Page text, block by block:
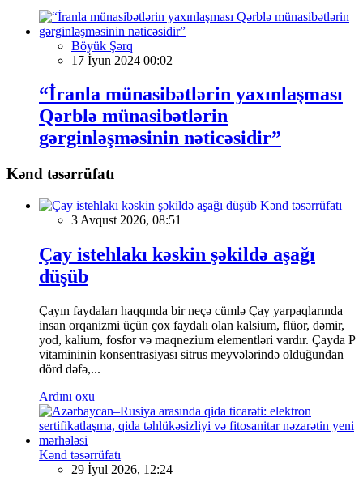
Böyük Şərq
17 İyun 2024 00:02
“İranla münasibətlərin yaxınlaşması
Qərblə münasibətlərin
gərginləşməsinin nəticəsidir”
Kənd təsərrüfatı
Kənd təsərrüfatı
3 Avqust 2026, 08:51
Çay istehlakı kəskin şəkildə aşağı
düşüb
Çayın faydaları haqqında bir neçə cümlə Çay yarpaqlarında
insan orqanizmi üçün çox faydalı olan kalsium, flüor, dəmir,
yod, kalium, fosfor və maqnezium elementləri vardır. Çayda P
vitamininin konsentrasiyası sitrus meyvələrində olduğundan
dörd dəfə,...
Ardını oxu
Kənd təsərrüfatı
29 İyul 2026, 12:24